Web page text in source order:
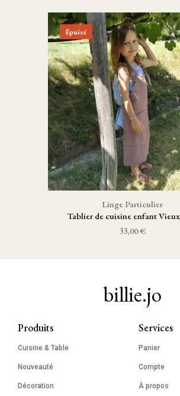
Épuisé
Linge Particulier
Tablier de cuisine enfant
33,00 €
billie.jo
Produits
Cuisine & Table
Nouveauté
Décoration
Services
Panier
Compte
À propos